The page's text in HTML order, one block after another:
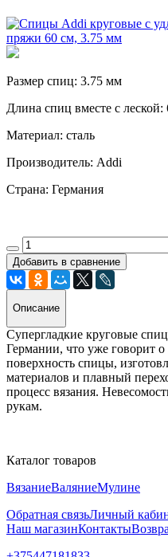
Размер спиц: 3.75 мм
Длина спиц вместе с леской:
Материал: сталь
Производитель: Addi
Страна: Германия
Добавить в сравнение
Описание
Супергладкие круговые
Германии, что уже говорит о
поверхность спицы,
материалов и плавный
процесс вязания.
рукам.
Каталог товаров
ВязаниеВаляниеМулине
Обратная связьЛичный
Наш магазинКонтакты